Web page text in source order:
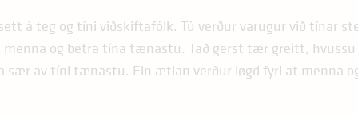
á teg og tíni viðskiftafólk. Tú verður varugur við tínar
og betra tína tænastu. Tað gerst tær greitt, hvussu
sær av tíni tænastu. Ein ætlan verður løgd fyri at menna